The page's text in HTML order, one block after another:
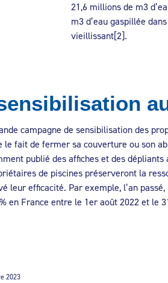
21,6 millions de m3
m3 d’eau gaspillée
vieillissant[2].
campagne de sensibilisation des
fait de fermer sa couverture ou son
publié des affiches et des
de piscines préserveront la
efficacité. Par exemple, l’an
en France entre le 1er août 2022 et le
2023